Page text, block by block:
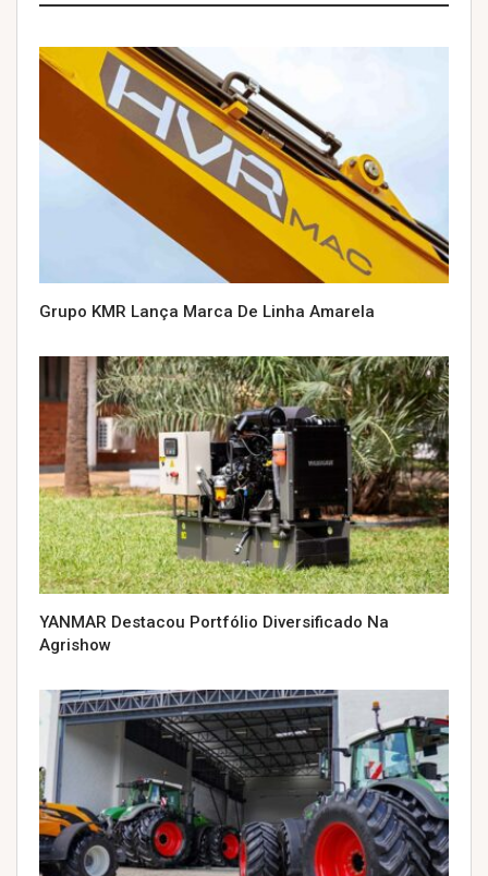
Grupo KMR Lança Marca De Linha Amarela
YANMAR Destacou Portfólio Diversificado Na
Agrishow